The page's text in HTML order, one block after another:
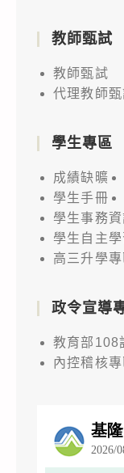
教師甄試
教師甄試
代理教師甄
學生專區
成績缺曠
學生手冊
學生事務資
學生自主學
高三升學專
政令宣導
教育部108
內控稽核專